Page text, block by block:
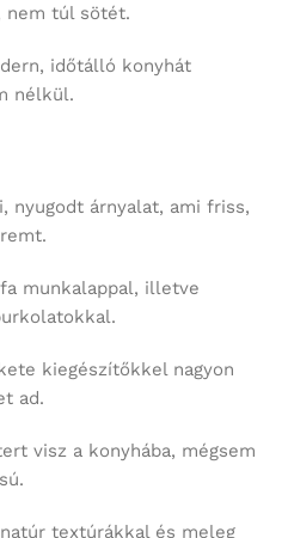
nem túl sötét.
időtálló konyhát
nélkül.
nyugodt árnyalat, ami friss,
munkalappal, illetve
kiegészítőkkel nagyon
ad.
visz a konyhába, mégsem
textúrákkal és meleg